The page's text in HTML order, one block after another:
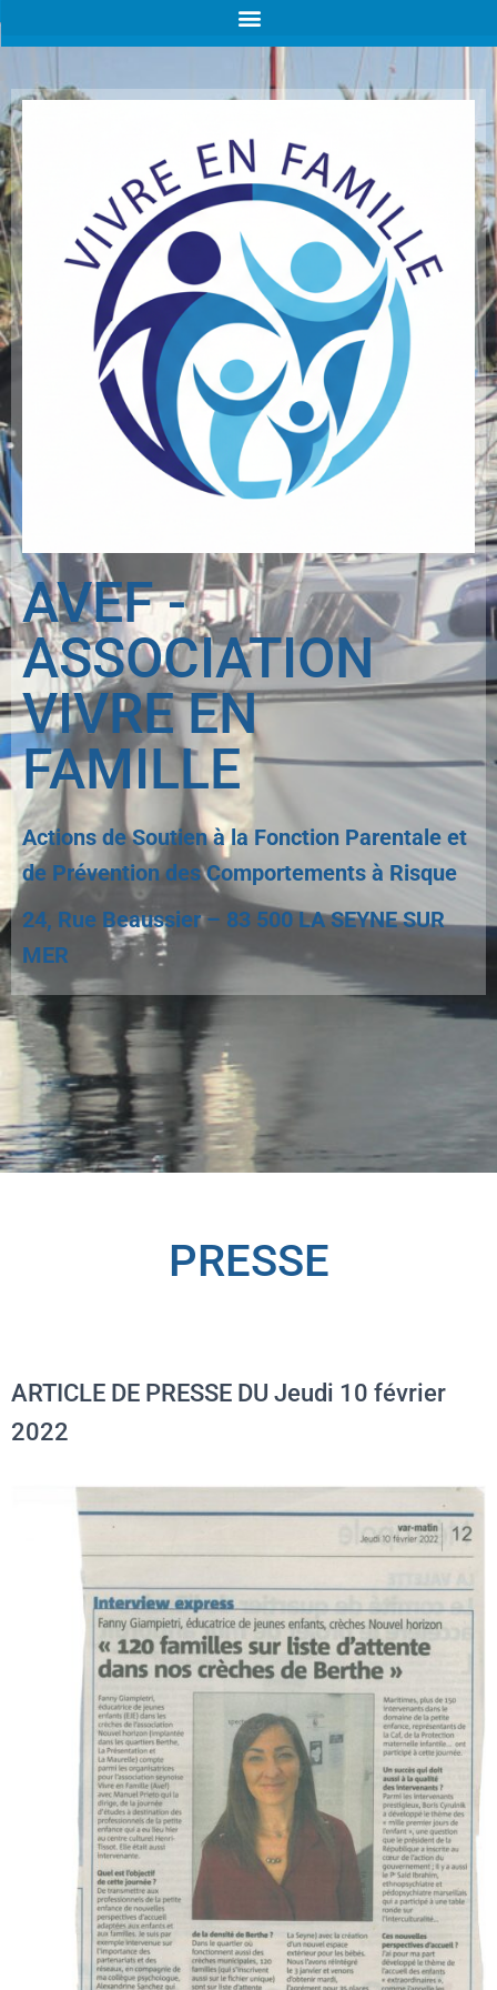
AVEF -
ASSOCIATION
VIVRE EN
FAMILLE
Actions de Soutien à la Fonction Parentale et
de Prévention des Comportements à Risque
24, Rue Beaussier – 83 500 LA SEYNE SUR
MER
PRESSE
ARTICLE DE PRESSE DU Jeudi 10 février
2022